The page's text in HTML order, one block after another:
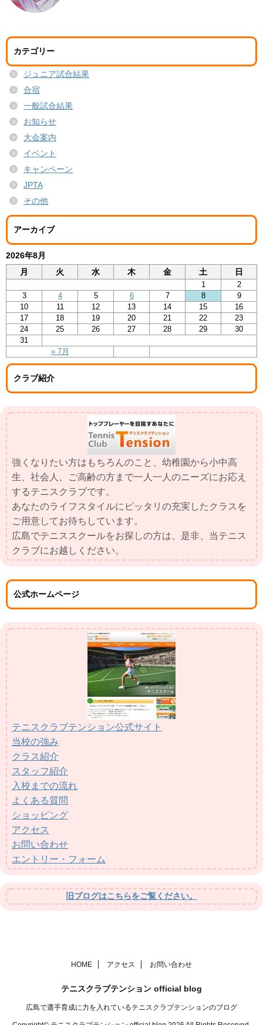
カテゴリー
ジュニア試合結果
合宿
一般試合結果
お知らせ
大会案内
イベント
キャンペーン
JPTA
その他
アーカイブ
2026年8月
月
火 水 木 金 土 日
« 7月
1
2
3
4 5 6 7 8
9
10
11 12 13 14 15
16
17
18 19 20 21 22
23
24
25 26 27 28 29
30
31
クラブ紹介
強くなりたい方はもちろんのこと、幼稚園から小中高
生、社会人、ご高齢の方まで一人一人のニーズにお応え
するテニスクラブです。
あなたのライフスタイルにピッタリの充実したクラスを
ご用意してお待ちしています。
広島でテニススクールをお探しの方は、是非、当テニス
クラブにお越しください。
公式ホームページ
テニスクラブテンション公式サイト
当校の強み
クラス紹介
スタッフ紹介
入校までの流れ
よくある質問
ショッピング
アクセス
お問い合わせ
エントリー・フォーム
旧ブログはこちらをご覧ください。
HOME アクセス お問い合わせ
テニスクラブテンション official blog
広島で選手育成に力を入れているテニスクラブテンションのブログ